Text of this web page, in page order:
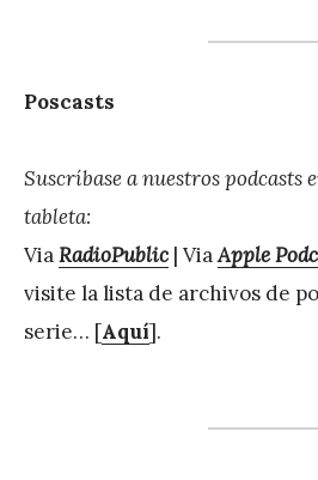
Poscasts
Suscríbase a nuestros podcasts
tableta:
ViaRadioPublic | ViaApple
visite la lista de archivos de
serie… [Aquí].